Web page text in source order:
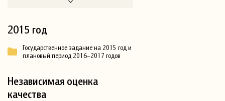
2015 год
Государственное задание на 2015 год и
плановый период 2016–2017 годов
Независимая оценка
качества